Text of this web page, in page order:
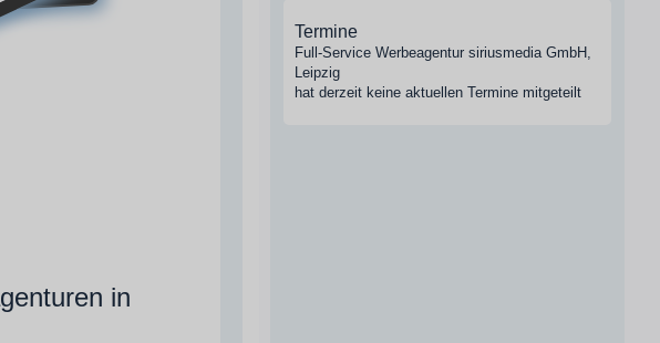
in
Termine
Full-Service Werbeagentur siriusmedia GmbH,
Leipzig
hat derzeit keine aktuellen Termine mitgeteilt